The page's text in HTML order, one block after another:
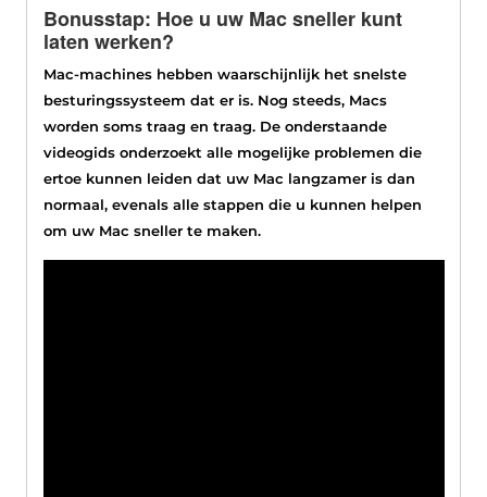
Bonusstap: Hoe u uw Mac sneller kunt
laten werken?
Mac-machines hebben waarschijnlijk het snelste
besturingssysteem dat er is. Nog steeds, Macs
worden soms traag en traag. De onderstaande
videogids onderzoekt alle mogelijke problemen die
ertoe kunnen leiden dat uw Mac langzamer is dan
normaal, evenals alle stappen die u kunnen helpen
om uw Mac sneller te maken.